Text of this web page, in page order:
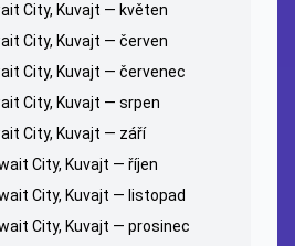
City, Kuvajt — květen
City, Kuvajt — červen
City, Kuvajt — červenec
City, Kuvajt — srpen
City, Kuvajt — září
City, Kuvajt — říjen
City, Kuvajt — listopad
City, Kuvajt — prosinec